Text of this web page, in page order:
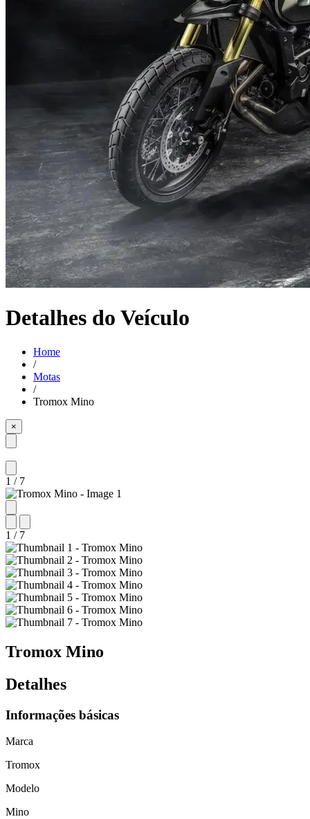
Detalhes do Veículo
Home
/
Motas
/
Tromox Mino
×
1 / 7
1 / 7
Tromox Mino
Detalhes
Informações básicas
Marca
Tromox
Modelo
Mino